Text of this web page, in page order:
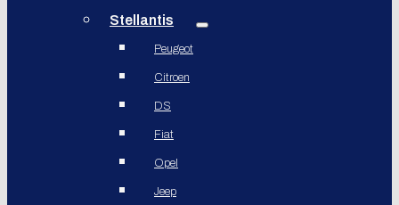
Stellantis
Peugeot
Citroen
DS
Fiat
Opel
Jeep